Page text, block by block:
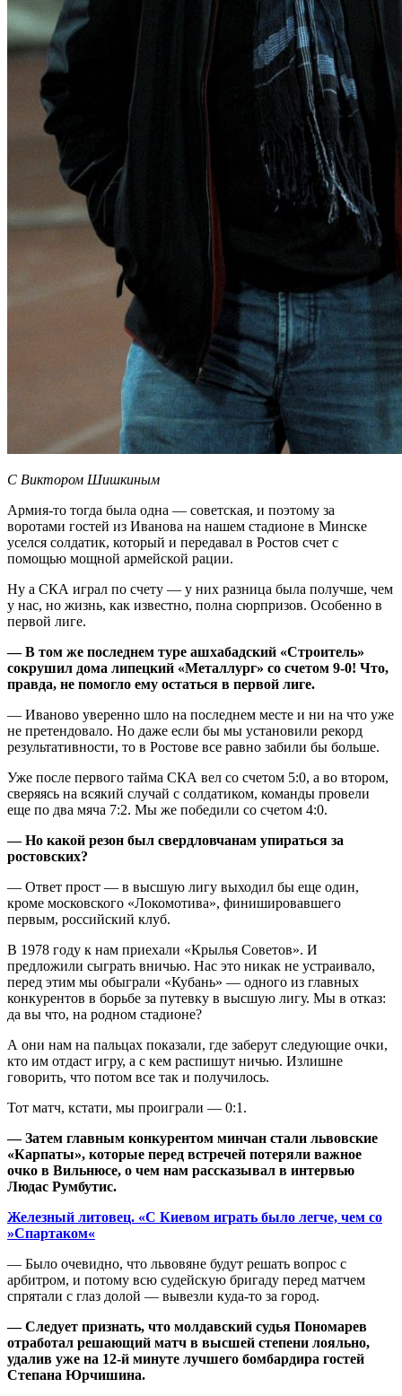
С Виктором Шишкиным
Армия-то тогда была одна — советская, и поэтому за
воротами гостей из Иванова на нашем стадионе в Минске
уселся солдатик, который и передавал в Ростов счет с
помощью мощной армейской рации.
Ну а СКА играл по счету — у них разница была получше, чем
у нас, но жизнь, как известно, полна сюрпризов. Особенно в
первой лиге.
— В том же последнем туре ашхабадский «Строитель»
сокрушил дома липецкий «Металлург» со счетом 9-0! Что,
правда, не помогло ему остаться в первой лиге.
— Иваново уверенно шло на последнем месте и ни на что уже
не претендовало. Но даже если бы мы установили рекорд
результативности, то в Ростове все равно забили бы больше.
Уже после первого тайма СКА вел со счетом 5:0, а во втором,
сверяясь на всякий случай с солдатиком, команды провели
еще по два мяча 7:2. Мы же победили со счетом 4:0.
— Но какой резон был свердловчанам упираться за
ростовских?
— Ответ прост — в высшую лигу выходил бы еще один,
кроме московского «Локомотива», финишировавшего
первым, российский клуб.
В 1978 году к нам приехали «Крылья Советов». И
предложили сыграть вничью. Нас это никак не устраивало,
перед этим мы обыграли «Кубань» — одного из главных
конкурентов в борьбе за путевку в высшую лигу. Мы в отказ:
да вы что, на родном стадионе?
А они нам на пальцах показали, где заберут следующие очки,
кто им отдаст игру, а с кем распишут ничью. Излишне
говорить, что потом все так и получилось.
Тот матч, кстати, мы проиграли — 0:1.
— Затем главным конкурентом минчан стали львовские
«Карпаты», которые перед встречей потеряли важное
очко в Вильнюсе, о чем нам рассказывал в интервью
Людас Румбутис.
Железный литовец. «С Киевом играть было легче, чем со
»Спартаком«
— Было очевидно, что львовяне будут решать вопрос с
арбитром, и потому всю судейскую бригаду перед матчем
спрятали с глаз долой — вывезли куда-то за город.
— Следует признать, что молдавский судья Пономарев
отработал решающий матч в высшей степени лояльно,
удалив уже на 12-й минуте лучшего бомбардира гостей
Степана Юрчишина.